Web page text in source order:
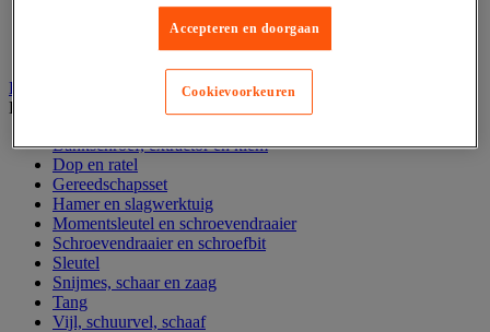
Gereedschapskist en opbergtas
Gereedschapskoffer en versterkte kist
Verrijdbare werktafel
Handgereedschap
Bekijk de hele productgroep
Bankschroef, extractor en klem
Dop en ratel
Gereedschapsset
Hamer en slagwerktuig
Momentsleutel en schroevendraaier
Schroevendraaier en schroefbit
Sleutel
Snijmes, schaar en zaag
Tang
Vijl, schuurvel, schaaf
Accepteren en doorgaan
Cookievoorkeuren